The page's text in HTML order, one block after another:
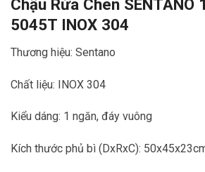
Chậu Rửa Chén SENTANO
5045T INOX 304
Thương hiệu: Sentano
Chất liệu: INOX 304
Kiểu dáng: 1 ngăn, đáy vuông
Kích thước phủ bì (DxRxC):